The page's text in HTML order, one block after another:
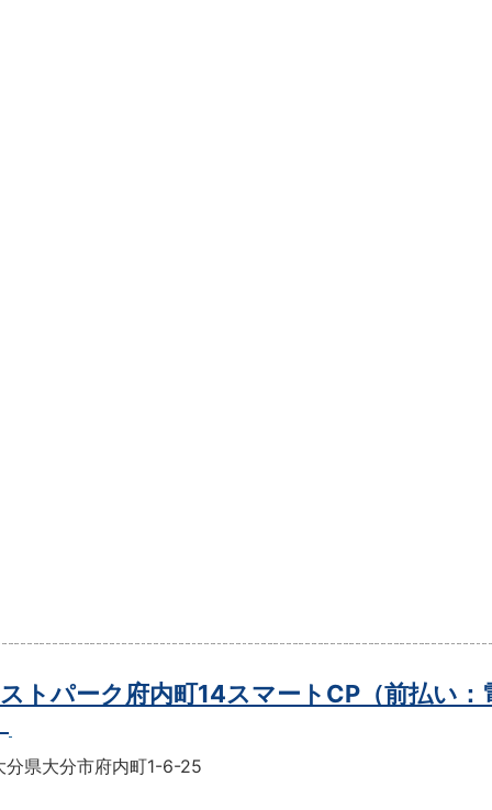
ストパーク府内町14スマートCP（前払い：
分県大分市府内町1-6-25